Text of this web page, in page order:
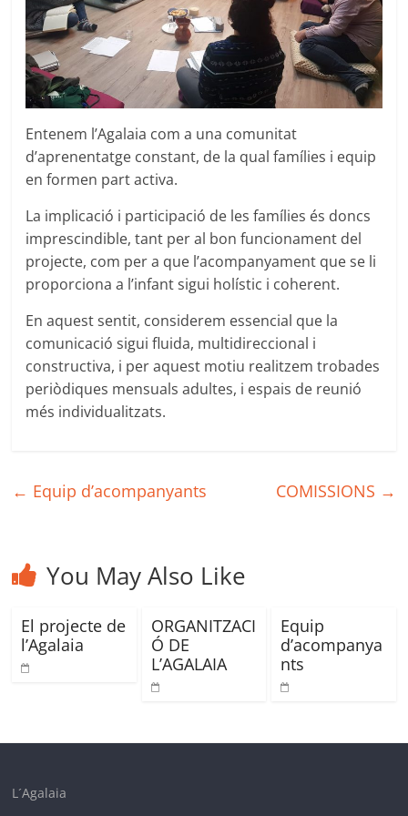
Entenem l’Agalaia com a una comunitat
d’aprenentatge constant, de la qual famílies i equip
en formen part activa.
La implicació i participació de les famílies és doncs
imprescindible, tant per al bon funcionament del
projecte, com per a que l’acompanyament que se li
proporciona a l’infant sigui holístic i coherent.
En aquest sentit, considerem essencial que la
comunicació sigui fluida, multidireccional i
constructiva, i per aquest motiu realitzem trobades
periòdiques mensuals adultes, i espais de reunió
més individualitzats.
← Equip d’acompanyants COMISSIONS →
You May Also Like
El projecte de
l’Agalaia
ORGANITZACI
Ó DE
L’AGALAIA
Equip
d’acompanya
nts
L´Agalaia